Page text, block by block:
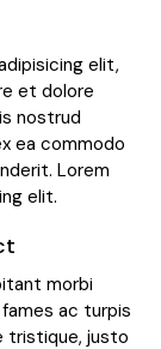
elit,
et dolore
nostrud
ea commodo
Lorem
elit.
morbi
ac turpis
tristique, justo